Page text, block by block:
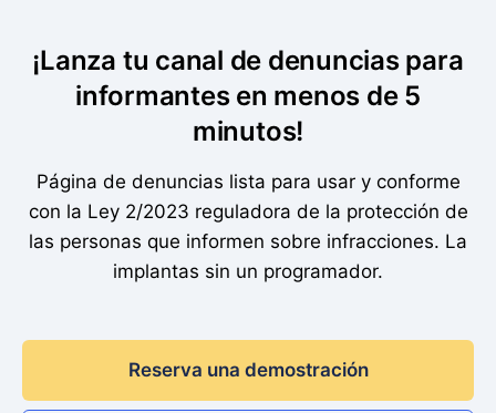
¡Lanza tu canal de denuncias para
informantes en menos de 5
minutos!
Página de denuncias lista para usar y conforme
con la Ley 2/2023 reguladora de la protección de
las personas que informen sobre infracciones. La
implantas sin un programador.
Reserva una demostración